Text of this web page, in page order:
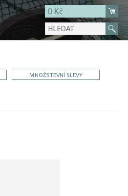
0 Kč
MNOŽSTEVNÍ SLEVY